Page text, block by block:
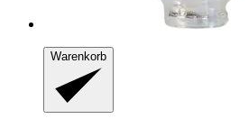
Warenkorb